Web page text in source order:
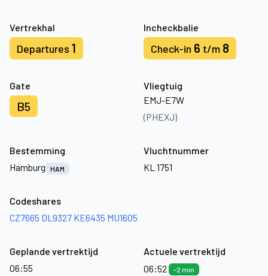
Vertrekhal
Departures 1
Incheckbalie
Check-in 6 t/m 8
Gate
B5
Vliegtuig
EMJ-E7W
(PHEXJ)
Bestemming
Hamburg
HAM
Vluchtnummer
KL 1751
Codeshares
CZ7665 DL9327 KE6435 MU1605
Geplande vertrektijd
06:55
Actuele vertrektijd
06:52
-2 min